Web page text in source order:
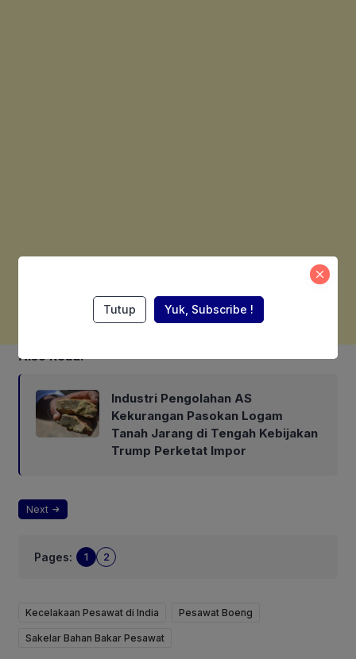
Also Read:
Industri Pengolahan AS
Kekurangan Pasokan Logam
Tanah Jarang di Tengah Kebijakan
Trump Perketat Impor
Next
Pages: 1 2
Kecelakaan Pesawat di India Pesawat Boeng
Sakelar Bahan Bakar Pesawat
Tutup Yuk, Subscribe !